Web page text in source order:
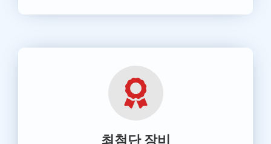
최첨단 장비